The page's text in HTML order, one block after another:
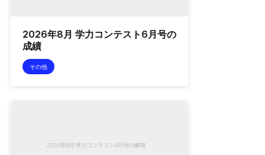
2026年8月 学力コンテスト6月号の
成績
その他